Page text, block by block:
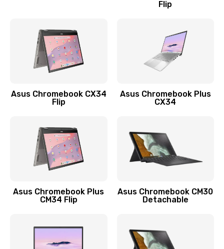
Замена разъёма наушников (гарнитуры)
Замена кнопок громкости
Защита гидрогелевой пленкой
Flip
Asus Chromebook CX34
Flip
Asus Chromebook Plus
CX34
Asus Chromebook Plus
CM34 Flip
Asus Chromebook CM30
Detachable